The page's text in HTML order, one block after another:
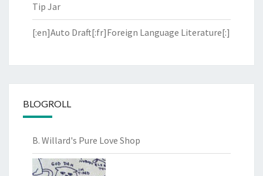
Tip Jar
[:en]Auto Draft[:fr]Foreign Language Literature[:]
BLOGROLL
B. Willard's Pure Love Shop